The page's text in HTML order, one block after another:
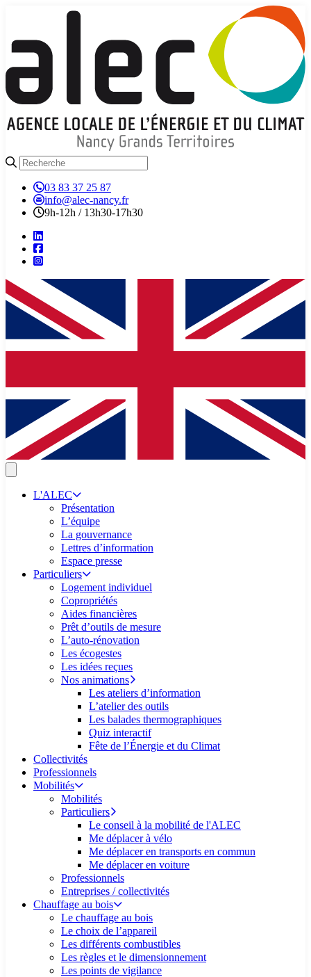
03 83 37 25 87
info@alec-nancy.fr
9h-12h / 13h30-17h30
L'ALEC
Présentation
L’équipe
La gouvernance
Lettres d’information
Espace presse
Particuliers
Logement individuel
Copropriétés
Aides financières
Prêt d’outils de mesure
L’auto-rénovation
Les écogestes
Les idées reçues
Nos animations
Les ateliers d’information
L’atelier des outils
Les balades thermographiques
Quiz interactif
Fête de l’Énergie et du Climat
Collectivités
Professionnels
Mobilités
Mobilités
Particuliers
Le conseil à la mobilité de l'ALEC
Me déplacer à vélo
Me déplacer en transports en commun
Me déplacer en voiture
Professionnels
Entreprises / collectivités
Chauffage au bois
Le chauffage au bois
Le choix de l’appareil
Les différents combustibles
Les règles et le dimensionnement
Les points de vigilance